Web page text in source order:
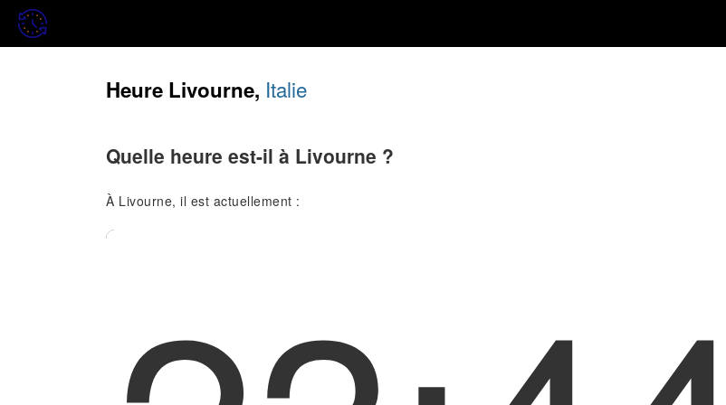
Heure Livourne, Italie
Quelle heure est-il à Livourne ?
À Livourne, il est actuellement :